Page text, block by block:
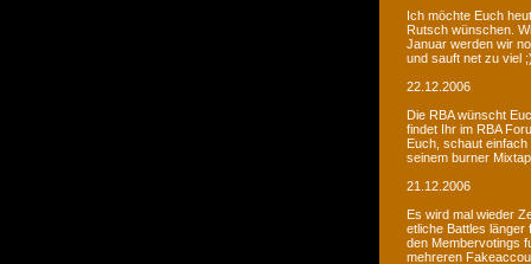
Ich möchte Euch
Rutsch wünschen.
Januar werden wir
und sauft net zu viel
22.12.2006
Die RBA wünscht
findet Ihr im RBA
Euch, schaut einfach
seinem burner
21.12.2006
Es wird mal wieder
etliche Battles länger
den Membervotings
mehreren